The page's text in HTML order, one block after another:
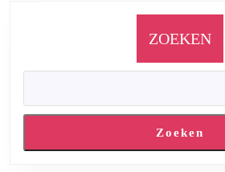
ZOEKEN
Zoeken